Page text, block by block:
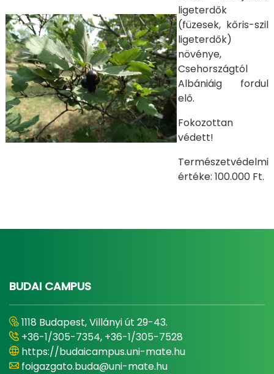
ligeterdők
(füzesek, kőris-szil
ligeterdők)
növénye,
Csehországtól
Albániáig fordul
elő.
Fokozottan
védett!
Természetvédelmi
értéke: 100.000 Ft.
BUDAI CAMPUS
1118 Budapest, Villányi út 29-43.
+36-1/305-7354, +36-1/305-7528
https://budaicampus.uni-mate.hu
foigazgato.buda@uni-mate.hu